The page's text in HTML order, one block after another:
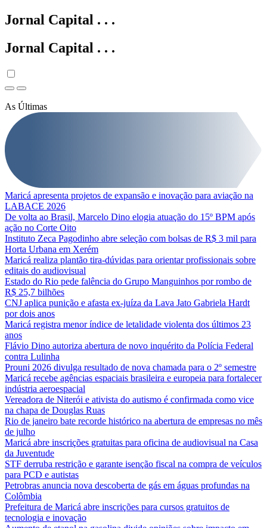
Jornal Capital . . .
Jornal Capital . . .
As Últimas
Maricá apresenta projetos de expansão e inovação para aviação na
LABACE 2026
De volta ao Brasil, Marcelo Dino elogia atuação do 15º BPM após
ação no Corte Oito
Instituto Zeca Pagodinho abre seleção com bolsas de R$ 3 mil para
Horta Urbana em Xerém
Maricá realiza plantão tira-dúvidas para orientar profissionais sobre
editais do audiovisual
Estado do Rio pede falência do Grupo Manguinhos por rombo de
R$ 25,7 bilhões
CNJ aplica punição e afasta ex-juíza da Lava Jato Gabriela Hardt
por dois anos
Maricá registra menor índice de letalidade violenta dos últimos 23
anos
Flávio Dino autoriza abertura de novo inquérito da Polícia Federal
contra Lulinha
Prouni 2026 divulga resultado de nova chamada para o 2º semestre
Maricá recebe agências espaciais brasileira e europeia para fortalecer
indústria aeroespacial
Vereadora de Niterói e ativista do autismo é confirmada como vice
na chapa de Douglas Ruas
Rio de janeiro bate recorde histórico na abertura de empresas no mês
de julho
Maricá abre inscrições gratuitas para oficina de audiovisual na Casa
da Juventude
STF derruba restrição e garante isenção fiscal na compra de veículos
para PCD e autistas
Petrobras anuncia nova descoberta de gás em águas profundas na
Colômbia
Prefeitura de Maricá abre inscrições para cursos gratuitos de
tecnologia e inovação